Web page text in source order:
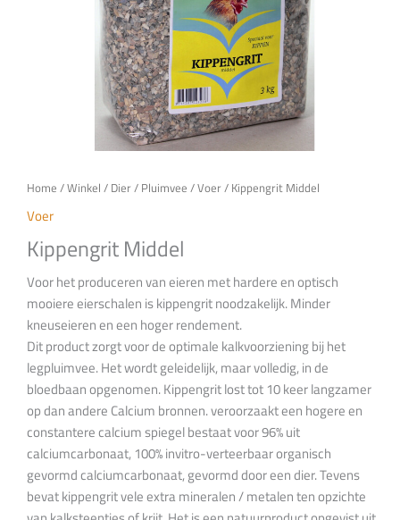
Home /Winkel / Dier / Pluimvee /Voer / Kippengrit Middel
Voer
Kippengrit Middel
Voor het produceren van eieren met hardere en optisch
mooiere eierschalen is kippengrit noodzakelijk. Minder
kneuseieren en een hoger rendement.
Dit product zorgt voor de optimale kalkvoorziening bij het
legpluimvee. Het wordt geleidelijk, maar volledig, in de
bloedbaan opgenomen. Kippengrit lost tot 10 keer langzamer
op dan andere Calcium bronnen. veroorzaakt een hogere en
constantere calcium spiegel bestaat voor 96% uit
calciumcarbonaat, 100% invitro-verteerbaar organisch
gevormd calciumcarbonaat, gevormd door een dier. Tevens
bevat kippengrit vele extra mineralen / metalen ten opzichte